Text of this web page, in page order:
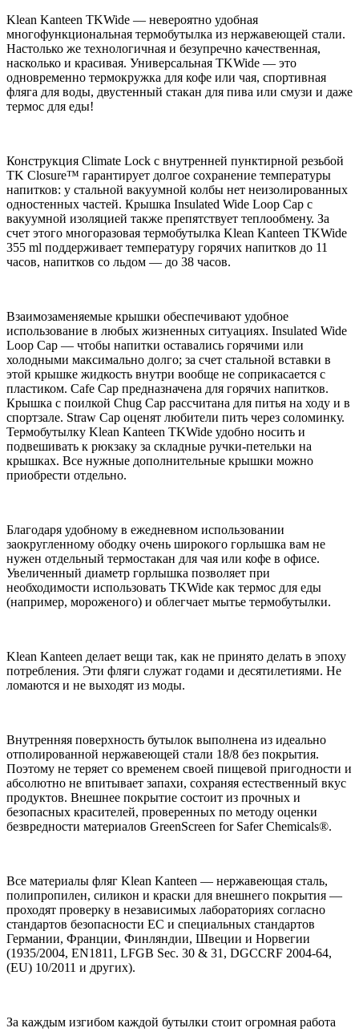
Klean Kanteen TKWide — невероятно удобная
многофункциональная термобутылка из нержавеющей стали.
Настолько же технологичная и безупречно качественная,
насколько и красивая. Универсальная TKWide — это
одновременно термокружка для кофе или чая, спортивная
фляга для воды, двустенный стакан для пива или смузи и даже
термос для еды!
Конструкция Climate Lock с внутренней пунктирной резьбой
TK Closure™ гарантирует долгое сохранение температуры
напитков: у стальной вакуумной колбы нет неизолированных
одностенных частей. Крышка Insulated Wide Loop Cap с
вакуумной изоляцией также препятствует теплообмену. За
счет этого многоразовая термобутылка Klean Kanteen TKWide
355 ml поддерживает температуру горячих напитков до 11
часов, напитков со льдом — до 38 часов.
Взаимозаменяемые крышки обеспечивают удобное
использование в любых жизненных ситуациях. Insulated Wide
Loop Cap — чтобы напитки оставались горячими или
холодными максимально долго; за счет стальной вставки в
этой крышке жидкость внутри вообще не соприкасается с
пластиком. Cafe Cap предназначена для горячих напитков.
Крышка с поилкой Chug Cap рассчитана для питья на ходу и в
спортзале. Straw Cap оценят любители пить через соломинку.
Термобутылку Klean Kanteen TKWide удобно носить и
подвешивать к рюкзаку за складные ручки-петельки на
крышках. Все нужные дополнительные крышки можно
приобрести отдельно.
Благодаря удобному в ежедневном использовании
заокругленному ободку очень широкого горлышка вам не
нужен отдельный термостакан для чая или кофе в офисе.
Увеличенный диаметр горлышка позволяет при
необходимости использовать TKWide как термос для еды
(например, мороженого) и облегчает мытье термобутылки.
Klean Kanteen делает вещи так, как не принято делать в эпоху
потребления. Эти фляги служат годами и десятилетиями. Не
ломаются и не выходят из моды.
Внутренняя поверхность бутылок выполнена из идеально
отполированной нержавеющей стали 18/8 без покрытия.
Поэтому не теряет со временем своей пищевой пригодности и
абсолютно не впитывает запахи, сохраняя естественный вкус
продуктов. Внешнее покрытие состоит из прочных и
безопасных красителей, проверенных по методу оценки
безвредности материалов GreenScreen for Safer Chemicals®.
Все материалы фляг Klean Kanteen — нержавеющая сталь,
полипропилен, силикон и краски для внешнего покрытия —
проходят проверку в независимых лабораториях согласно
стандартов безопасности ЕС и специальных стандартов
Германии, Франции, Финляндии, Швеции и Норвегии
(1935/2004, EN1811, LFGB Sec. 30 & 31, DGCCRF 2004-64,
(EU) 10/2011 и других).
За каждым изгибом каждой бутылки стоит огромная работа